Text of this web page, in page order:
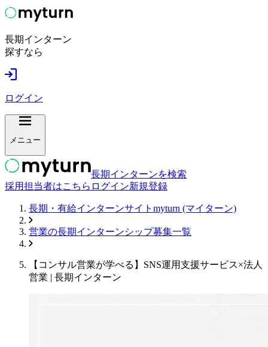
長期インターン
探すなら
ログイン
メニュー
長期インターンを検索
採用担当者はこちら ログイン新規登録
長期・有給インターンサイトmyturn (マイターン)
営業の長期インターンシップ募集一覧
【コンサル営業が学べる】SNS運用支援サービス×法人
営業 | 長期インターン